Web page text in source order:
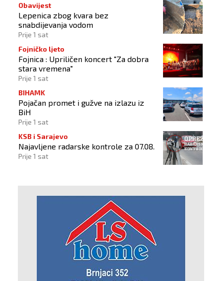
Obavijest
Lepenica zbog kvara bez
snabdijevanja vodom
Prije 1 sat
Fojničko ljeto
Fojnica : Upriličen koncert "Za dobra
stara vremena"
Prije 1 sat
BIHAMK
Pojačan promet i gužve na izlazu iz
BiH
Prije 1 sat
KSB i Sarajevo
Najavljene radarske kontrole za 07.08.
Prije 1 sat